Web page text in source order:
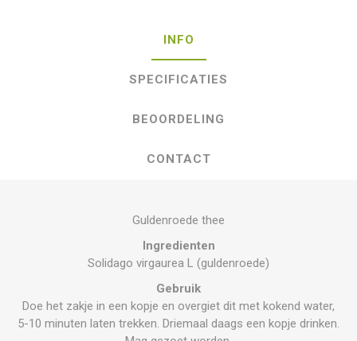
INFO
SPECIFICATIES
BEOORDELING
CONTACT
Guldenroede thee
Ingredienten
Solidago virgaurea L (guldenroede)
Gebruik
Doe het zakje in een kopje en overgiet dit met kokend water,
5-10 minuten laten trekken. Driemaal daags een kopje drinken.